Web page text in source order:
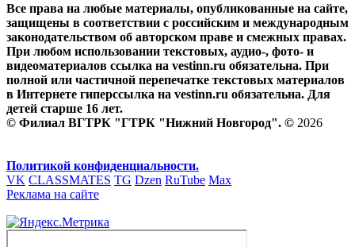
Все права на любые материалы, опубликованные на сайте,
защищены в соответствии с российским и международным
законодательством об авторском праве и смежных правах.
При любом использовании текстовых, аудио-, фото- и
видеоматериалов ссылка на vestinn.ru обязательна. При
полной или частичной перепечатке текстовых материалов
в Интернете гиперссылка на vestinn.ru обязательна. Для
детей старше 16 лет.
© Филиал ВГТРК "ГТРК "Нижний Новгород". © 2026
Политикой конфиденциальности.
VK CLASSMATES TG Dzen RuTube Max
Реклама на сайте